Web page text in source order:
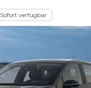
Sofort verfügbar